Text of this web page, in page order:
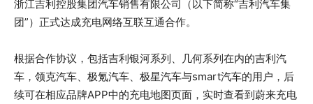
浙江吉利控股集团汽车销售有限公司（以下简称“吉利汽车集
团”）正式达成充电网络互联互通合作。
根据合作协议，包括吉利银河系列、几何系列在内的吉利汽
车，领克汽车、极氪汽车、极星汽车与smart汽车的用户，后
续可在相应品牌APP中的充电地图页面，实时查看到蔚来充电